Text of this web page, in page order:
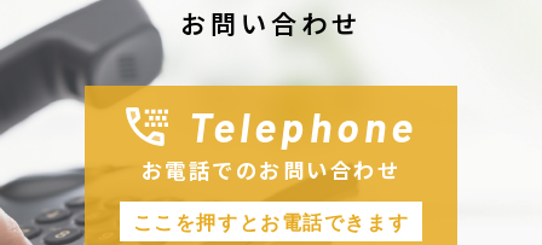
お問い合わせ
Telephone
お電話でのお問い合わせ